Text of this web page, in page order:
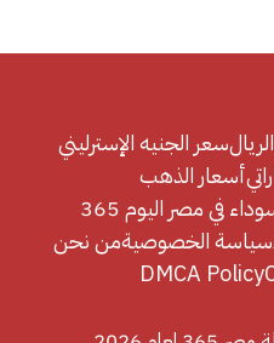
سعر الجنيه الإسترليني
أسعار الذهب
في مصر اليوم 365
سياسة الخصوصيةمن نحن
DMCA Policy